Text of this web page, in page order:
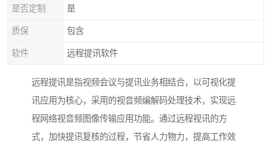
是否定制 是
质保 包含
软件 远程提讯软件
远程提讯是指视频会议与提讯业务相结合，以可视化提
讯应用为核心，采用的视音频编解码处理技术，实现远
程网络视音频图像传输应用功能。通过远程视讯的方
式，加快提讯复核的过程，节省人力物力，提高工作效